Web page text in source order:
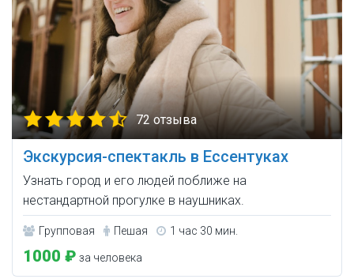
72 отзыва
Экскурсия-спектакль в Ессентуках
Узнать город и его людей поближе на
нестандартной прогулке в наушниках.
Групповая Пешая 1 час 30 мин.
1000 ₽ за человека